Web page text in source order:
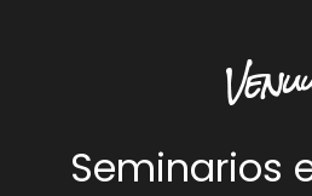
Seminarios